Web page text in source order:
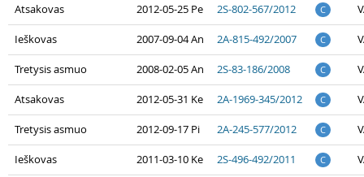
Atsakovas 2012-05-25 Pe 2S-802-567/2012 C
Ieškovas 2007-09-04 An 2A-815-492/2007 C
Tretysis asmuo 2008-02-05 An 2S-83-186/2008 C
Atsakovas 2012-05-31 Ke 2A-1969-345/2012 C
Tretysis asmuo 2012-09-17 Pi 2A-245-577/2012 C
Ieškovas 2011-03-10 Ke 2S-496-492/2011 C